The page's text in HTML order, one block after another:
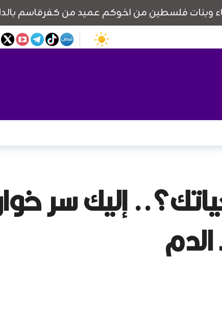
إليك سر